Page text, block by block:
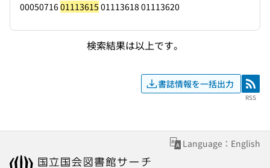
0005071601113615 01113618 01113620
検索結果は以上です。
書誌情報を一括出力 RSS
RSS
Language：English